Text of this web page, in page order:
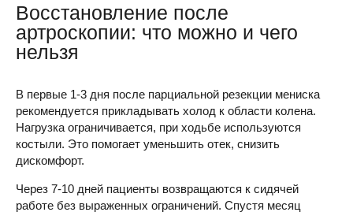
Восстановление после
артроскопии: что можно и чего
нельзя
В первые 1-3 дня после парциальной резекции мениска
рекомендуется прикладывать холод к области колена.
Нагрузка ограничивается, при ходьбе используются
костыли. Это помогает уменьшить отек, снизить
дискомфорт.
Через 7-10 дней пациенты возвращаются к сидячей
работе без выраженных ограничений. Спустя месяц